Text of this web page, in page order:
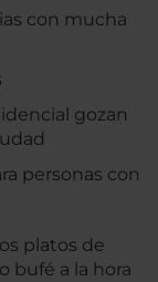
con mucha
gozan
personas con
platos de
bufé a la hora